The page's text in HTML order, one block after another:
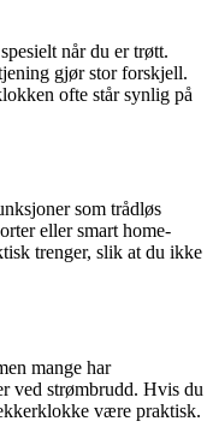
når du er trøtt.
gjør stor forskjell.
ofte står synlig på
som trådløs
eller smart home-
trenger, slik at du ikke
mange har
ved strømbrudd. Hvis du
være praktisk.